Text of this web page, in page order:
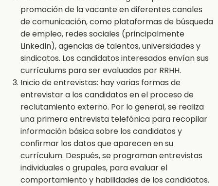
promoción de la vacante en diferentes canales
de comunicación, como plataformas de búsqueda
de empleo, redes sociales (principalmente
LinkedIn), agencias de talentos, universidades y
sindicatos. Los candidatos interesados envían sus
currículums para ser evaluados por RRHH.
Inicio de entrevistas: hay varias formas de
entrevistar a los candidatos en el proceso de
reclutamiento externo. Por lo general, se realiza
una primera entrevista telefónica para recopilar
información básica sobre los candidatos y
confirmar los datos que aparecen en su
currículum. Después, se programan entrevistas
individuales o grupales, para evaluar el
comportamiento y habilidades de los candidatos.